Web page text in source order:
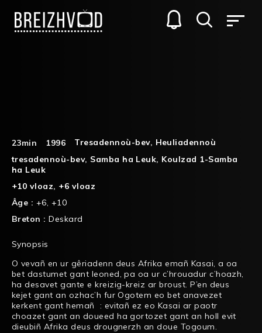
23min 1996 Tresadennoù-bev, Heuliadennoù
tresadennoù-bev, Samba ha Leuk, Koulzad 1-Samba
ha Leuk
+10 vloaz, +6 vloaz
Âge : +6, +10
Breton :Deskard
Synopsis
O vevañ en ur gêriadenn deus Afrika emañ Kasai, a oa
bet dastumet gant leoned, pa oa ur c’hrouadur c’hoazh,
ha desavet gante e kreizig-kreiz ar broust. P’en deus
kejet gant an ozhac’h fur Ogotem eo bet anavezet
kerkent gant hemañ : evitañ ez eo Kasai ar paotr
choazet gant an doueed ha gortozet gant an holl evit
dieubiñ Afrika deus drougnerzh an doue Togoum.